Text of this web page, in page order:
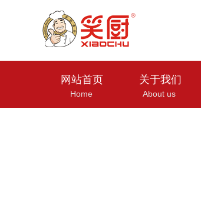
Home About us
网站首页 关于我们